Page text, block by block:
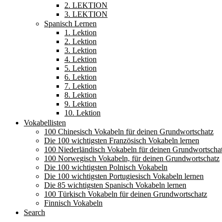
2. LEKTION
3. LEKTION
Spanisch Lernen
1. Lektion
2. Lektion
3. Lektion
4. Lektion
5. Lektion
6. Lektion
7. Lektion
8. Lektion
9. Lektion
10. Lektion
Vokabellisten
100 Chinesisch Vokabeln für deinen Grundwortschatz
Die 100 wichtigsten Französisch Vokabeln lernen
100 Niederländisch Vokabeln für deinen
100 Norwegisch Vokabeln, für deinen Grundwortschatz
Die 100 wichtigsten Polnisch Vokabeln
Die 100 wichtigsten Portugiesisch Vokabeln lernen
Die 85 wichtigsten Spanisch Vokabeln lernen
100 Türkisch Vokabeln für deinen Grundwortschatz
Finnisch Vokabeln
Search